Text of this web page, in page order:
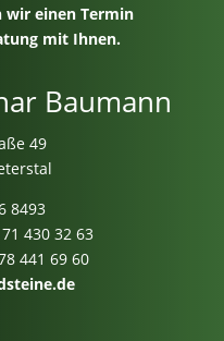
wir einen Termin
mit Ihnen.
Baumann
49
8493
430 32 63
441 69 60